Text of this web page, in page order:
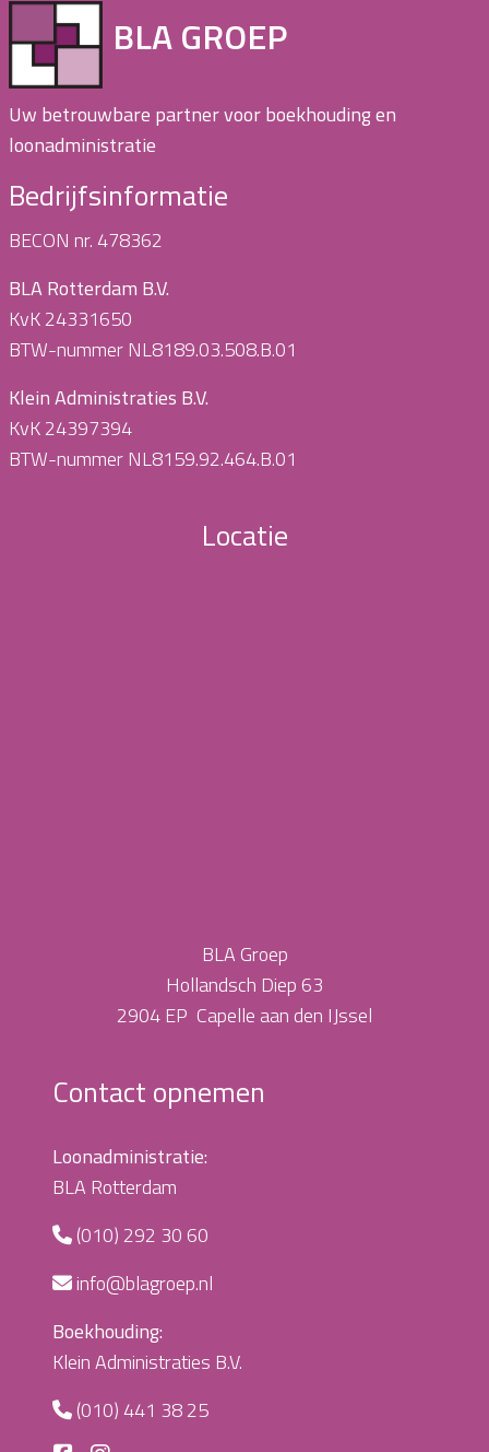
BLA GROEP
Uw betrouwbare partner voor boekhouding en
loonadministratie
Bedrijfsinformatie
BECON nr. 478362
BLA Rotterdam B.V.
KvK 24331650
BTW-nummer NL8189.03.508.B.01
Klein Administraties B.V.
KvK 24397394
BTW-nummer NL8159.92.464.B.01
Locatie
BLA Groep
Hollandsch Diep 63
2904 EP Capelle aan den IJssel
Contact opnemen
Loonadministratie:
BLA Rotterdam
(010) 292 30 60
info@blagroep.nl
Boekhouding:
Klein Administraties B.V.
(010) 441 38 25